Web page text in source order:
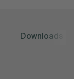
Downloads